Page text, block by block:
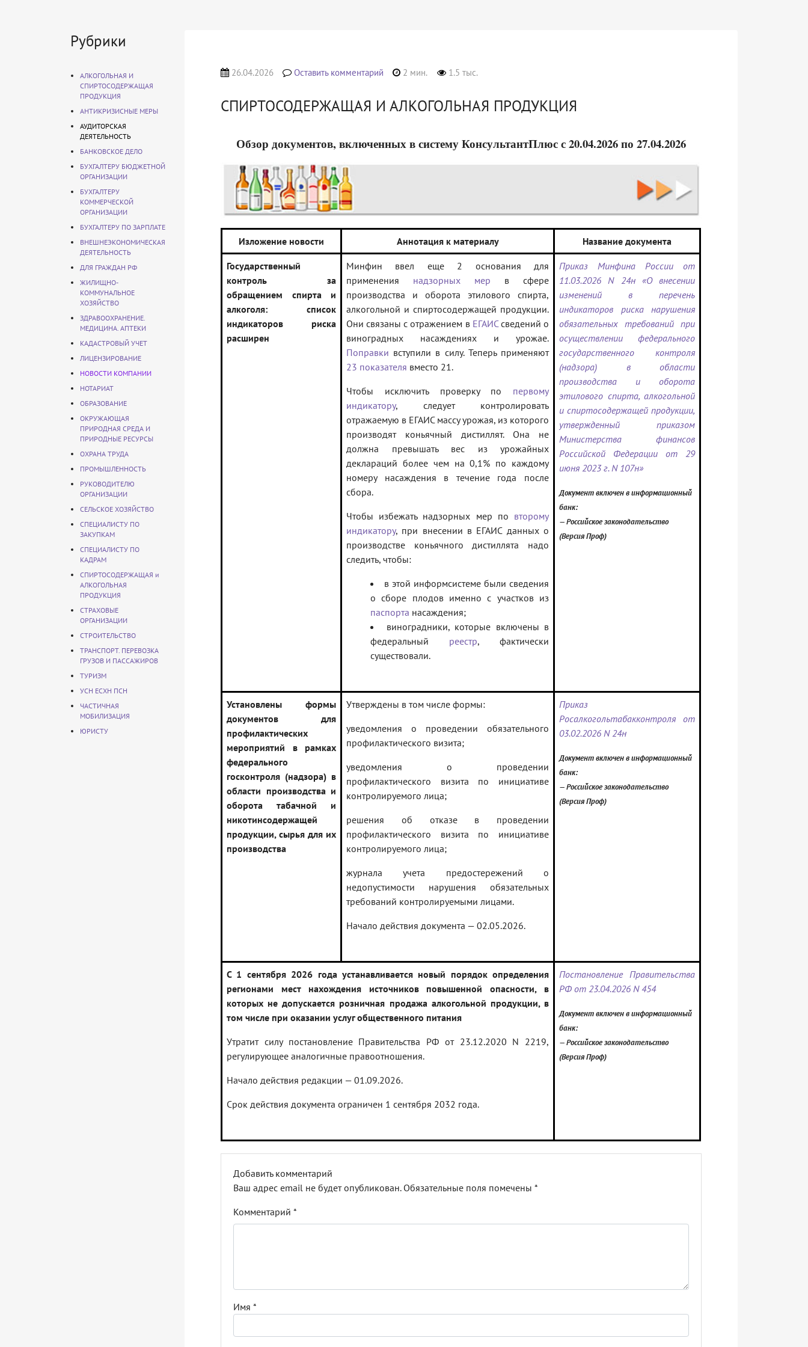
Рубрики
АЛКОГОЛЬНАЯ И
СПИРТОСОДЕРЖАЩАЯ
ПРОДУКЦИЯ
АНТИКРИЗИСНЫЕ МЕРЫ
АУДИТОРСКАЯ
ДЕЯТЕЛЬНОСТЬ
БАНКОВСКОЕ ДЕЛО
БУХГАЛТЕРУ БЮДЖЕТНОЙ
ОРГАНИЗАЦИИ
БУХГАЛТЕРУ
КОММЕРЧЕСКОЙ
ОРГАНИЗАЦИИ
БУХГАЛТЕРУ ПО ЗАРПЛАТЕ
ВНЕШНЕЭКОНОМИЧЕСКАЯ
ДЕЯТЕЛЬНОСТЬ
ДЛЯ ГРАЖДАН РФ
ЖИЛИЩНО-
КОММУНАЛЬНОЕ
ХОЗЯЙСТВО
ЗДРАВООХРАНЕНИЕ.
МЕДИЦИНА. АПТЕКИ
КАДАСТРОВЫЙ УЧЕТ
ЛИЦЕНЗИРОВАНИЕ
НОВОСТИ КОМПАНИИ
НОТАРИАТ
ОБРАЗОВАНИЕ
ОКРУЖАЮЩАЯ
ПРИРОДНАЯ СРЕДА И
ПРИРОДНЫЕ РЕСУРСЫ
ОХРАНА ТРУДА
ПРОМЫШЛЕННОСТЬ
РУКОВОДИТЕЛЮ
ОРГАНИЗАЦИИ
СЕЛЬСКОЕ ХОЗЯЙСТВО
СПЕЦИАЛИСТУ ПО
ЗАКУПКАМ
СПЕЦИАЛИСТУ ПО
КАДРАМ
СПИРТОСОДЕРЖАЩАЯ и
АЛКОГОЛЬНАЯ
ПРОДУКЦИЯ
СТРАХОВЫЕ
ОРГАНИЗАЦИИ
СТРОИТЕЛЬСТВО
ТРАНСПОРТ. ПЕРЕВОЗКА
ГРУЗОВ И ПАССАЖИРОВ
ТУРИЗМ
УСН ЕСХН ПСН
ЧАСТИЧНАЯ
МОБИЛИЗАЦИЯ
ЮРИСТУ
26.04.2026 Оставить комментарий 2 мин. 1.5 тыс.
СПИРТОСОДЕРЖАЩАЯ И АЛКОГОЛЬНАЯ ПРОДУКЦИЯ
Обзор документов, включенных в систему КонсультантПлюс с 20.04.2026 по 27.04.2026
Изложение новости Аннотация к материалу Название документа
Государственный
контроль за
обращением спирта и
алкоголя: список
индикаторов риска
расширен
Минфин ввел еще 2 основания для
применения надзорных мер в сфере
производства и оборота этилового спирта,
алкогольной и спиртосодержащей продукции.
Они связаны с отражением в ЕГАИСсведений о
виноградных насаждениях и урожае.
Поправки вступили в силу. Теперь применяют
23 показателя вместо 21.
Чтобы исключить проверку по первому
индикатору, следует контролировать
отражаемую в ЕГАИС массу урожая, из которого
производят коньячный дистиллят. Она не
должна превышать вес из урожайных
деклараций более чем на 0,1% по каждому
номеру насаждения в течение года после
сбора.
Чтобы избежать надзорных мер по второму
индикатору, при внесении в ЕГАИС данных о
производстве коньячного дистиллята надо
следить, чтобы:
в этой информсистеме были сведения
о сборе плодов именно с участков из
паспорта насаждения;
виноградники, которые включены в
федеральный реестр, фактически
существовали.
Приказ Минфина России от
11.03.2026 N 24н «О внесении
изменений в перечень
индикаторов риска нарушения
обязательных требований при
осуществлении федерального
государственного контроля
(надзора) в области
производства и оборота
этилового спирта, алкогольной
и спиртосодержащей продукции,
утвержденный приказом
Министерства финансов
Российской Федерации от 29
июня 2023 г. N 107н»
Документ включен в информационный
банк:
— Российское законодательство
(Версия Проф)
Установлены формы
документов для
профилактических
мероприятий в рамках
федерального
госконтроля (надзора) в
области производства и
оборота табачной и
никотинсодержащей
продукции, сырья для их
производства
Утверждены в том числе формы:
уведомления о проведении обязательного
профилактического визита;
уведомления о проведении
профилактического визита по инициативе
контролируемого лица;
решения об отказе в проведении
профилактического визита по инициативе
контролируемого лица;
журнала учета предостережений о
недопустимости нарушения обязательных
требований контролируемыми лицами.
Начало действия документа — 02.05.2026.
Приказ
Росалкогольтабакконтроля от
03.02.2026 N 24н
Документ включен в информационный
банк:
— Российское законодательство
(Версия Проф)
С 1 сентября 2026 года устанавливается новый порядок определения
регионами мест нахождения источников повышенной опасности, в
которых не допускается розничная продажа алкогольной продукции, в
том числе при оказании услуг общественного питания
Утратит силу постановление Правительства РФ от 23.12.2020 N 2219,
регулирующее аналогичные правоотношения.
Начало действия редакции — 01.09.2026.
Срок действия документа ограничен 1 сентября 2032 года.
Постановление Правительства
РФ от 23.04.2026 N 454
Документ включен в информационный
банк:
— Российское законодательство
(Версия Проф)
Добавить комментарий
Ваш адрес email не будет опубликован. Обязательные поля помечены *
Комментарий *
Имя *